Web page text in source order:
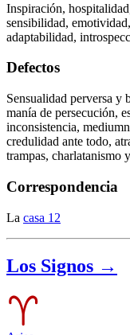
Inspiración,
sensibilidad,
adaptabilidad,
Defectos
Sensualidad perversa y
manía de persecución,
inconsistencia,
credulidad ante todo,
trampas, charlatanismo
Correspondencia
La casa 12
Los Signos →